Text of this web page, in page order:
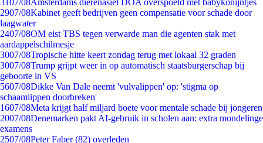
3107/08Amsterdams dierenasiel DOA overspoeld met babykonijntjes
2907/08Kabinet geeft bedrijven geen compensatie voor schade door
laagwater
2407/08OM eist TBS tegen verwarde man die agenten stak met
aardappelschilmesje
3007/08Tropische hitte keert zondag terug met lokaal 32 graden
3007/08Trump grijpt weer in op automatisch staatsburgerschap bij
geboorte in VS
5607/08Dikke Van Dale neemt 'vulvalippen' op: 'stigma op
schaamlippen doorbreken'
1607/08Meta krijgt half miljard boete voor mentale schade bij jongeren
2007/08Denemarken pakt AI-gebruik in scholen aan: extra mondelinge
examens
2507/08Peter Faber (82) overleden